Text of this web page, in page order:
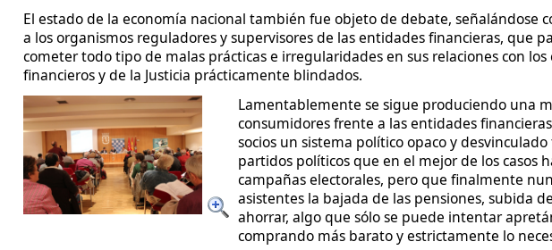
El estado de la economía nacional también fue objeto de debate, señalándose
a los organismos reguladores y supervisores de las entidades financieras, que
cometer todo tipo de malas prácticas e irregularidades en sus relaciones con
financieros y de la Justicia prácticamente blindados.
Lamentablemente se sigue produciendo una
consumidores frente a las entidades
socios un sistema político opaco y
partidos políticos que en el mejor de los casos
campañas electorales, pero que finalmente
asistentes la bajada de las pensiones, subida
ahorrar, algo que sólo se puede intentar
comprando más barato y estrictamente lo